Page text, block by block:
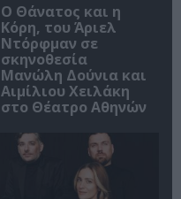
Ο Θάνατος και η
Κόρη, του Άριελ
Ντόρφμαν σε
σκηνοθεσία
Μανώλη Δούνια και
Αιμίλιου Χειλάκη
στο Θέατρο Αθηνών